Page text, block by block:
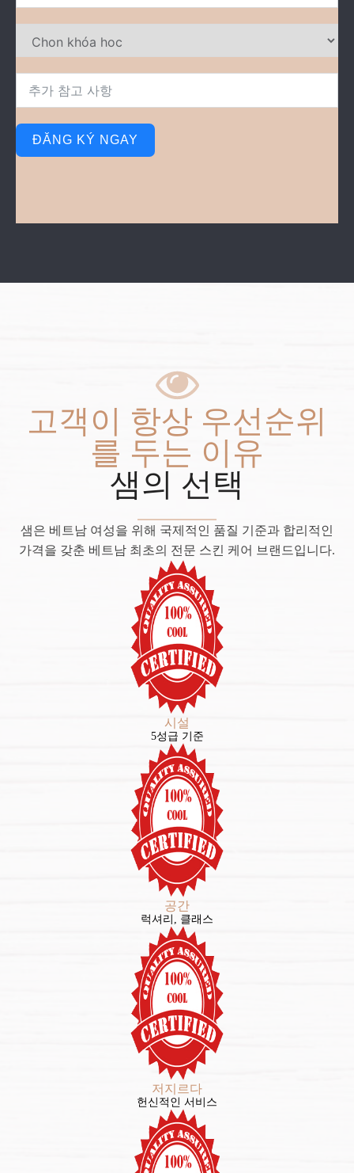
ĐĂNG KÝ NGAY
고객이 항상 우선순위
를 두는 이유
샘의 선택
샘은 베트남 여성을 위해 국제적인 품질 기준과 합리적인
가격을 갖춘 베트남 최초의 전문 스킨 케어 브랜드입니다.
시설
5성급 기준
공간
럭셔리, 클래스
저지르다
헌신적인 서비스